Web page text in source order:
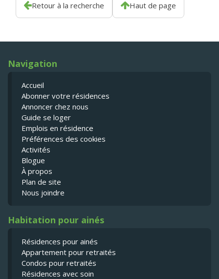
Retour à la recherche Haut de page
Navigation
Accueil
Abonner votre résidences
Annoncer chez nous
Guide se loger
Emplois en résidence
Préférences des cookies
Activités
Blogue
À propos
Plan de site
Nous joindre
Habitation pour ainés
Résidences pour ainés
Appartement pour retraités
Condos pour retraités
Résidences avec soin